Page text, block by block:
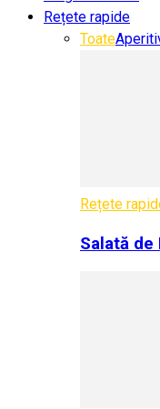
Rețete rapide
Toate
Rețete
Salată de